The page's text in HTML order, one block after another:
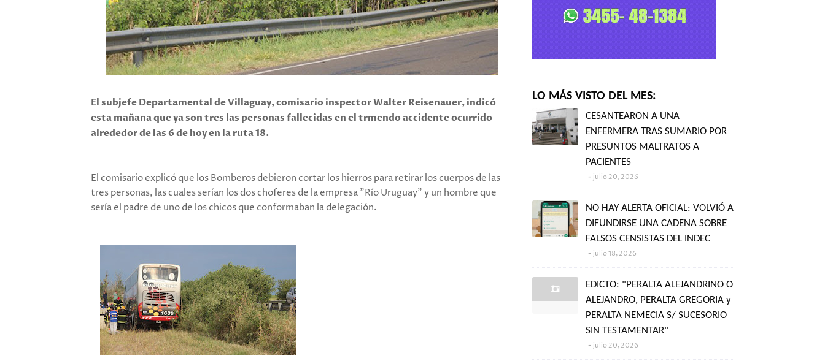
El subjefe Departamental de Villaguay, comisario inspector Walter Reisenauer, indicó
esta mañana que ya son tres las personas fallecidas en el trmendo accidente ocurrido
alrededor de las 6 de hoy en la ruta 18.
El comisario explicó que los Bomberos debieron cortar los hierros para retirar los cuerpos de las
tres personas, las cuales serían los dos choferes de la empresa "Río Uruguay" y un hombre que
sería el padre de uno de los chicos que conformaban la delegación.
LO MÁS VISTO DEL MES:
CESANTEARON A UNA
ENFERMERA TRAS SUMARIO POR
PRESUNTOS MALTRATOS A
PACIENTES
julio 20, 2026
NO HAY ALERTA OFICIAL: VOLVIÓ A
DIFUNDIRSE UNA CADENA SOBRE
FALSOS CENSISTAS DEL INDEC
julio 18, 2026
EDICTO: "PERALTA ALEJANDRINO O
ALEJANDRO, PERALTA GREGORIA y
PERALTA NEMECIA S/ SUCESORIO
SIN TESTAMENTAR"
julio 20, 2026